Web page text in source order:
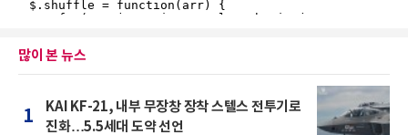
많이 본 뉴스
1
KAI KF-21, 내부 무장창 장착 스텔스 전투기로
진화…5.5세대 도약 선언